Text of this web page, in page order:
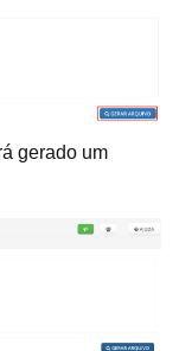
gerado um